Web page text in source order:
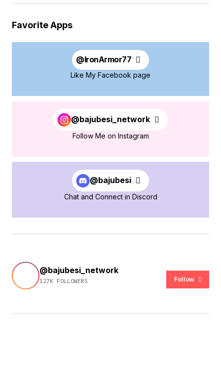
Favorite Apps
@IronArmor77
Like My Facebook page
@bajubesi_network
Follow Me on Instagram
@bajubesi
Chat and Connect in Discord
@bajubesi_network
127K FOLLOWERS Follow